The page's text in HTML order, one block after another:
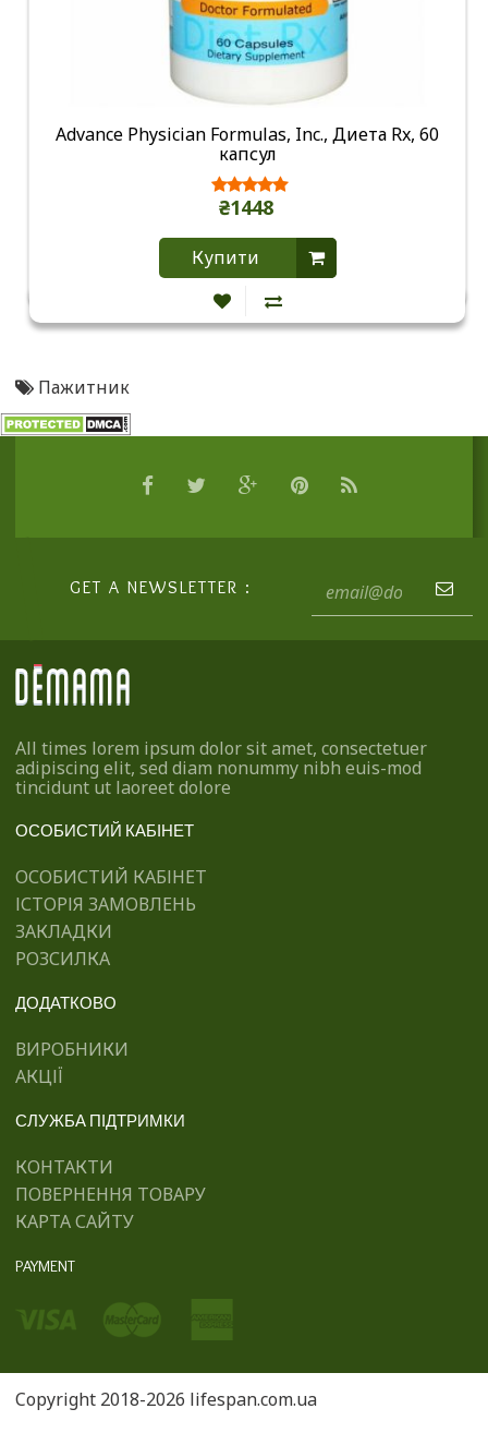
Advance Physician Formulas, Inc., Диета Rx, 60
капсул
₴1448
Купити
Пажитник
GET A NEWSLETTER :
All times lorem ipsum dolor sit amet, consectetuer
adipiscing elit, sed diam nonummy nibh euis-mod
tincidunt ut laoreet dolore
ОСОБИСТИЙ КАБІНЕТ
ОСОБИСТИЙ КАБІНЕТ
ІСТОРІЯ ЗАМОВЛЕНЬ
ЗАКЛАДКИ
РОЗСИЛКА
ДОДАТКОВО
ВИРОБНИКИ
АКЦІЇ
СЛУЖБА ПІДТРИМКИ
КОНТАКТИ
ПОВЕРНЕННЯ ТОВАРУ
КАРТА САЙТУ
PAYMENT
Copyright 2018-2026 lifespan.com.ua